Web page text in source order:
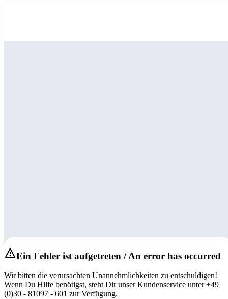
Ein Fehler ist aufgetreten / An error has occurred
Wir bitten die verursachten Unannehmlichkeiten zu entschuldigen!
Wenn Du Hilfe benötigst, steht Dir unser Kundenservice unter +49
(0)30 - 81097 - 601 zur Verfügung.